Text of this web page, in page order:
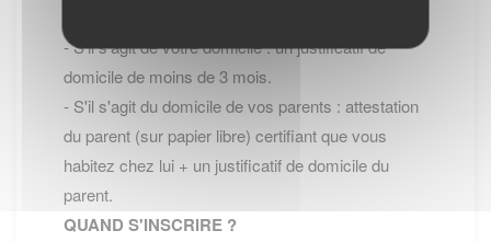
- S'il s'agit de votre domicile : un justificatif de
domicile de moins de 3 mois.
- S'il s'agit du domicile de vos parents : attestation
du parent (sur papier libre) certifiant que vous
habitez chez lui + un justificatif de domicile du
parent.
QUAND S'INSCRIRE ?